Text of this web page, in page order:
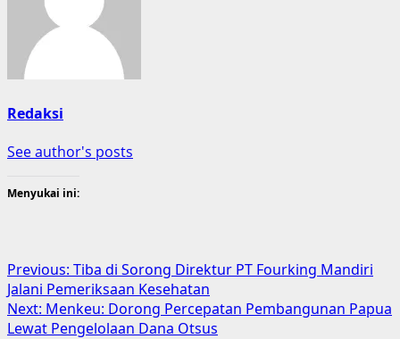
Redaksi
See author's posts
Menyukai ini:
Post
navigation
Previous: Tiba di Sorong Direktur PT Fourking Mandiri
Jalani Pemeriksaan Kesehatan
Next: Menkeu: Dorong Percepatan Pembangunan Papua
Lewat Pengelolaan Dana Otsus